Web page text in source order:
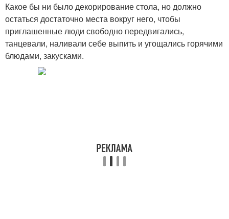
Какое бы ни было декорирование стола, но должно
остаться достаточно места вокруг него, чтобы
приглашенные люди свободно передвигались,
танцевали, наливали себе выпить и угощались горячими
блюдами, закусками.